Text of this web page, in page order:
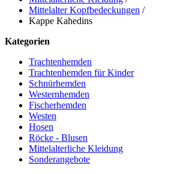
Mittelalter Kopfbedeckungen /
Kappe Kahedins
Kategorien
Trachtenhemden
Trachtenhemden für Kinder
Schnürhemden
Westernhemden
Fischerhemden
Westen
Hosen
Röcke - Blusen
Mittelalterliche Kleidung
Sonderangebote